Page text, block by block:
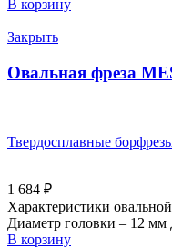
В корзину
Закрыть
Овальная фреза
Твердосплавные
1 684 ₽
Характеристики
Диаметр головки – 12
В корзину